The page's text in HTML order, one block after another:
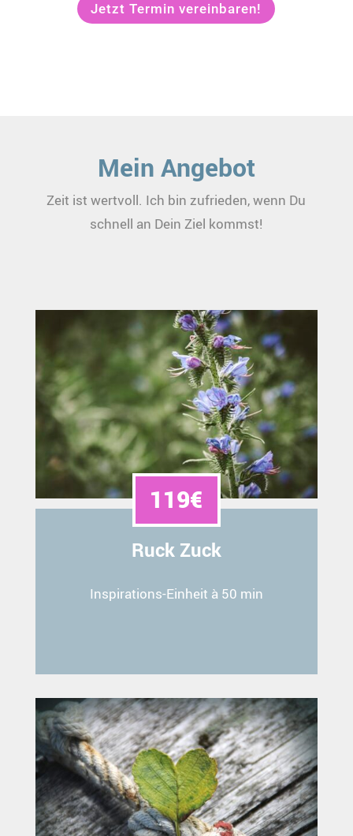
Jetzt Termin vereinbaren!
Mein Angebot
Zeit ist wertvoll. Ich bin zufrieden, wenn Du
schnell an Dein Ziel kommst!
119€
Ruck Zuck
Inspirations-Einheit à 50 min